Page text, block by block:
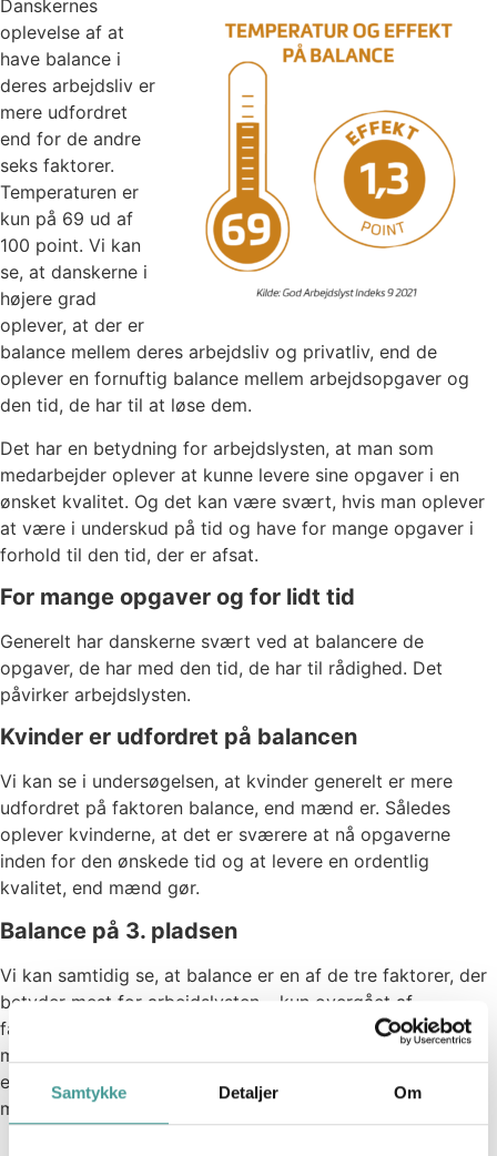
Samtykke Detaljer Om
Danskernes
oplevelse af at
have balance i
deres arbejdsliv er
mere udfordret
end for de andre
seks faktorer.
Temperaturen er
kun på 69 ud af
100 point. Vi kan
se, at danskerne i
højere grad
oplever, at der er
balance mellem deres arbejdsliv og privatliv, end de
oplever en fornuftig balance mellem arbejdsopgaver og
den tid, de har til at løse dem.
Det har en betydning for arbejdslysten, at man som
medarbejder oplever at kunne levere sine opgaver i en
ønsket kvalitet. Og det kan være svært, hvis man oplever
at være i underskud på tid og have for mange opgaver i
forhold til den tid, der er afsat.
For mange opgaver og for lidt tid
Generelt har danskerne svært ved at balancere de
opgaver, de har med den tid, de har til rådighed. Det
påvirker arbejdslysten.
Kvinder er udfordret på balancen
Vi kan se i undersøgelsen, at kvinder generelt er mere
udfordret på faktoren balance, end mænd er. Således
oplever kvinderne, at det er sværere at nå opgaverne
inden for den ønskede tid og at levere en ordentlig
kvalitet, end mænd gør.
Balance på 3. pladsen
Vi kan samtidig se, at balance er en af de tre faktorer, der
betyder mest for arbejdslysten – kun overgået af
faktorerne mening og mestring. Derfor er det en faktor,
man som leder bør have i fokus, hvis man gerne vil skabe
et sundt og trivselsfremmende miljø for sine
medarbejdere.